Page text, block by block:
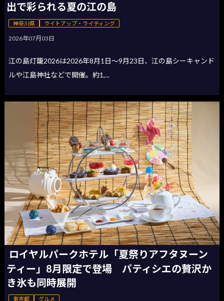
出で彩られる夏の江の島
神奈川県 ライトアップ・ライティング
2026年07月03日
江の島灯籠2026は2026年8月1日〜9月23日、江の島シーキャンド
ルや江島神社などで開催。約1,...
ロイヤルパークホテル「夏祭りアフタヌーン
ティー」8月限定で登場 パティシエの贅沢か
き氷も同時展開
東京都 グルメ